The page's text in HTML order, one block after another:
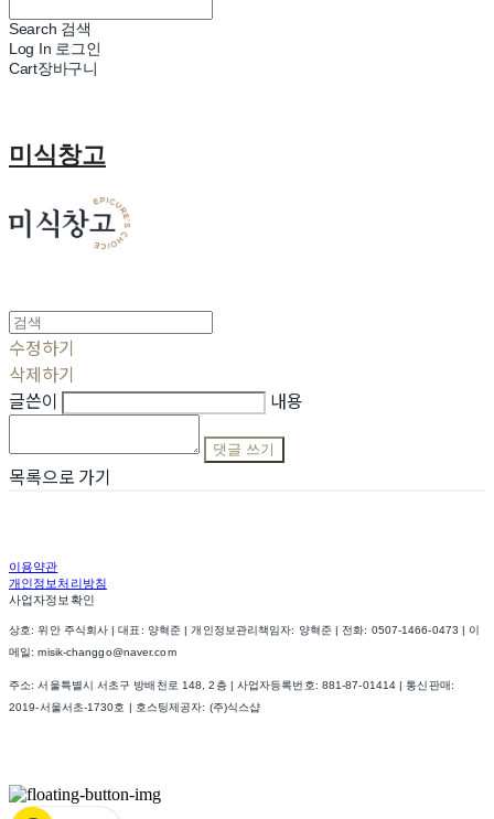
Search 검색
Log In 로그인
Cart장바구니
미식창고
수정하기
삭제하기
글쓴이
내용
댓글 쓰기
목록으로 가기
이용약관
개인정보처리방침
사업자정보확인
상호: 위안 주식회사 | 대표: 양혁준 | 개인정보관리책임자: 양혁준 | 전화: 0507-1466-0473 | 이
메일: misik-changgo@naver.com
주소: 서울특별시 서초구 방배천로 148, 2층 | 사업자등록번호: 881-87-01414 | 통신판매:
2019-서울서초-1730호
| 호스팅제공자: (주)식스샵